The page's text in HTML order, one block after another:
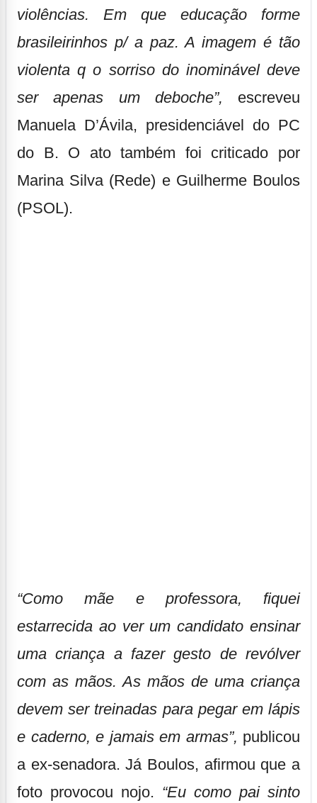
violências. Em que educação forme
brasileirinhos p/ a paz. A imagem é tão
violenta q o sorriso do inominável deve
ser apenas um deboche”, escreveu
Manuela D’Ávila, presidenciável do PC
do B. O ato também foi criticado por
Marina Silva (Rede) e Guilherme Boulos
(PSOL).
“Como mãe e professora, fiquei
estarrecida ao ver um candidato ensinar
uma criança a fazer gesto de revólver
com as mãos. As mãos de uma criança
devem ser treinadas para pegar em lápis
e caderno, e jamais em armas”, publicou
a ex-senadora. Já Boulos, afirmou que a
foto provocou nojo. “Eu como pai sinto